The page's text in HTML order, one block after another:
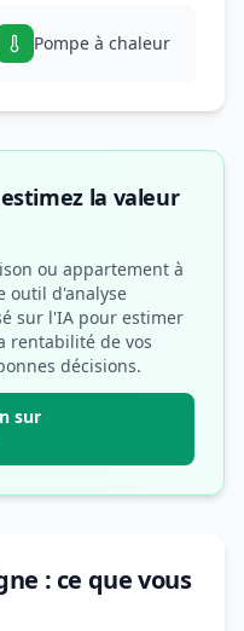
Pompe à chaleur
la valeur
ou appartement à
outil d'analyse
sur l'IA pour estimer
rentabilité de vos
décisions.
sur
: ce que vous